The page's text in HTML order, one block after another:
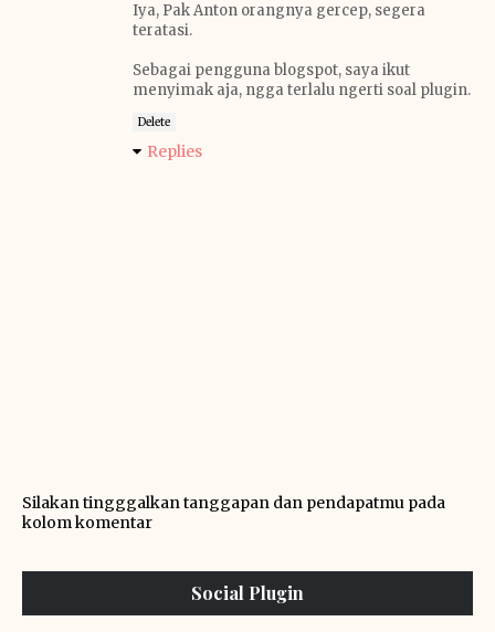
Iya, Pak Anton orangnya gercep, segera
teratasi.
Sebagai pengguna blogspot, saya ikut
menyimak aja, ngga terlalu ngerti soal plugin.
Delete
Replies
Silakan tingggalkan tanggapan dan pendapatmu pada
kolom komentar
Social Plugin